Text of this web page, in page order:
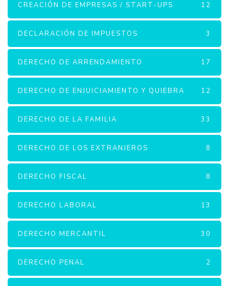
CREACIÓN DE EMPRESAS / START-UPS 12
DECLARACIÓN DE IMPUESTOS 3
DERECHO DE ARRENDAMIENTO 17
DERECHO DE ENJUICIAMIENTO Y QUIEBRA 12
DERECHO DE LA FAMILIA 33
DERECHO DE LOS EXTRANJEROS 8
DERECHO FISCAL 8
DERECHO LABORAL 13
DERECHO MERCANTIL 30
DERECHO PENAL 2